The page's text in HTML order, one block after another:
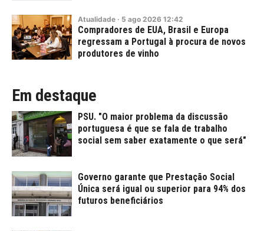
Atualidade · 5 ago 2026 12:42
Compradores de EUA, Brasil e Europa
regressam a Portugal à procura de novos
produtores de vinho
Em destaque
PSU. "O maior problema da discussão
portuguesa é que se fala de trabalho
social sem saber exatamente o que será"
Governo garante que Prestação Social
Única será igual ou superior para 94% dos
futuros beneficiários